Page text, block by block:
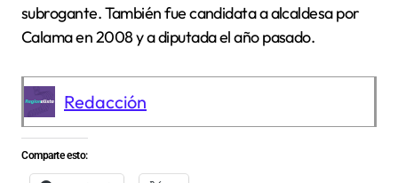
subrogante. También fue candidata a alcaldesa por
Calama en 2008 y a diputada el año pasado.
Redacción
Comparte esto: